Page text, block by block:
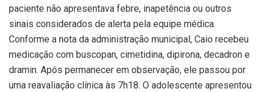
paciente não apresentava febre, inapetência ou outros
sinais considerados de alerta pela equipe médica.
Conforme a nota da administração municipal, Caio recebeu
medicação com buscopan, cimetidina, dipirona, decadron e
dramin. Após permanecer em observação, ele passou por
uma reavaliação clínica às 7h18. O adolescente apresentou